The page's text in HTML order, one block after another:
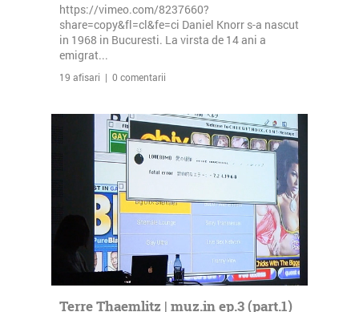
https://vimeo.com/8237660?
share=copy&fl=cl&fe=ci Daniel Knorr s-a nascut
in 1968 in Bucuresti. La virsta de 14 ani a
emigrat...
19 afisari | 0 comentarii
Terre Thaemlitz | muz.in ep.3 (part.1)